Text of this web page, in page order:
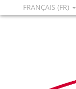
FRANÇAIS (FR)